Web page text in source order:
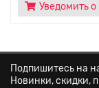
Уведомить
Подпишитесь на
Новинки, скидки,